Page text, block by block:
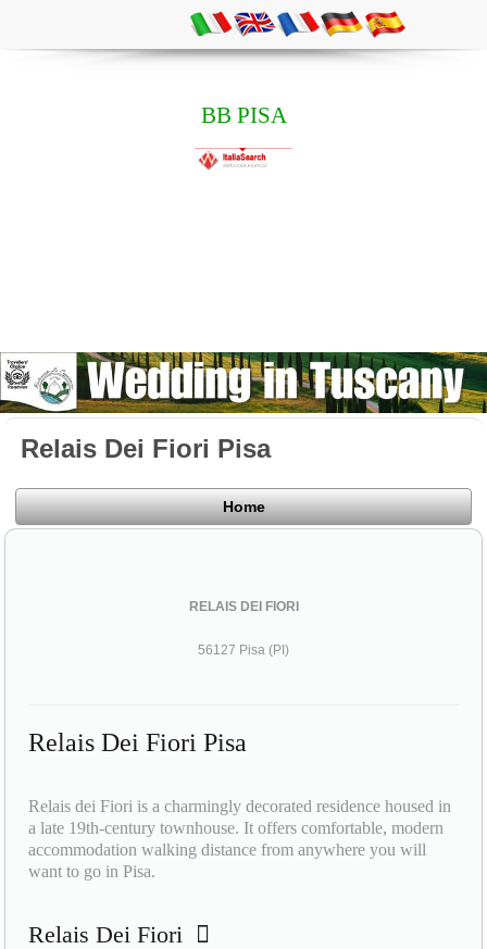
BB PISA
Relais Dei Fiori Pisa
Home
RELAIS DEI FIORI
56127 Pisa (PI)
Relais Dei Fiori Pisa
Relais dei Fiori is a charmingly decorated residence housed in
a late 19th-century townhouse. It offers comfortable, modern
accommodation walking distance from anywhere you will
want to go in Pisa.
Relais Dei Fiori